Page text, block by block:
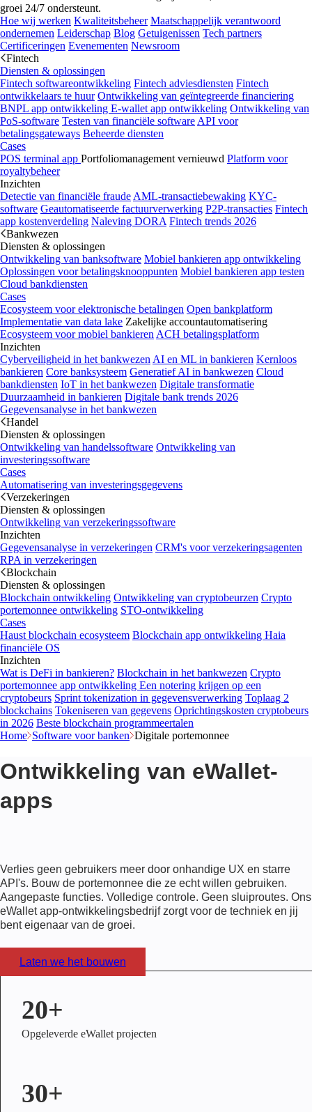
groei 24/7 ondersteunt.
Hoe wij werken Kwaliteitsbeheer Maatschappelijk verantwoord
ondernemen Leiderschap Blog Getuigenissen Tech partners
Certificeringen Evenementen Newsroom
Fintech
Diensten & oplossingen
Fintech softwareontwikkeling Fintech adviesdiensten Fintech
ontwikkelaars te huur Ontwikkeling van geïntegreerde financiering
BNPL app ontwikkeling E-wallet app ontwikkeling Ontwikkeling van
PoS-software Testen van financiële software API voor
betalingsgateways Beheerde diensten
Cases
POS terminal app Portfoliomanagement vernieuwd Platform voor
royaltybeheer
Inzichten
Detectie van financiële fraude AML-transactiebewaking KYC-
software Geautomatiseerde factuurverwerking P2P-transacties Fintech
app kostenverdeling Naleving DORA Fintech trends 2026
Bankwezen
Diensten & oplossingen
Ontwikkeling van banksoftware Mobiel bankieren app ontwikkeling
Oplossingen voor betalingsknooppunten Mobiel bankieren app testen
Cloud bankdiensten
Cases
Ecosysteem voor elektronische betalingen Open bankplatform
Implementatie van data lake Zakelijke accountautomatisering
Ecosysteem voor mobiel bankieren ACH betalingsplatform
Inzichten
Cyberveiligheid in het bankwezen AI en ML in bankieren Kernloos
bankieren Core banksysteem Generatief AI in bankwezen Cloud
bankdiensten IoT in het bankwezen Digitale transformatie
Duurzaamheid in bankieren Digitale bank trends 2026
Gegevensanalyse in het bankwezen
Handel
Diensten & oplossingen
Ontwikkeling van handelssoftware Ontwikkeling van
investeringssoftware
Cases
Automatisering van investeringsgegevens
Verzekeringen
Diensten & oplossingen
Ontwikkeling van verzekeringssoftware
Inzichten
Gegevensanalyse in verzekeringen CRM's voor verzekeringsagenten
RPA in verzekeringen
Blockchain
Diensten & oplossingen
Blockchain ontwikkeling Ontwikkeling van cryptobeurzen Crypto
portemonnee ontwikkeling STO-ontwikkeling
Cases
Haust blockchain ecosysteem Blockchain app ontwikkeling Haia
financiële OS
Inzichten
Wat is DeFi in bankieren? Blockchain in het bankwezen Crypto
portemonnee app ontwikkeling Een notering krijgen op een
cryptobeurs Sprint tokenization in gegevensverwerking Toplaag 2
blockchains Tokeniseren van gegevens Oprichtingskosten cryptobeurs
in 2026 Beste blockchain programmeertalen
Home Software voor banken Digitale portemonnee
Ontwikkeling van eWallet-
apps
Verlies geen gebruikers meer door onhandige UX en starre
API's. Bouw de portemonnee die ze echt willen gebruiken.
Aangepaste functies. Volledige controle. Geen sluiproutes. Ons
eWallet app-ontwikkelingsbedrijf zorgt voor de techniek en jij
bent eigenaar van de groei.
Laten we het bouwen
20+
Opgeleverde eWallet projecten
30+